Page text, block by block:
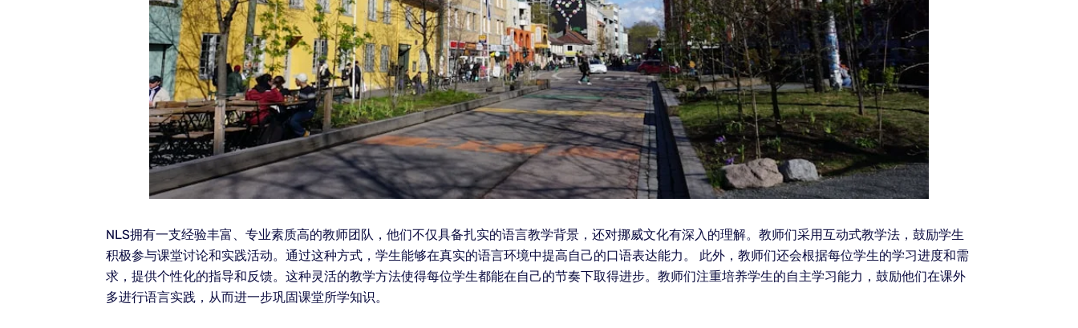
NLS拥有一支经验丰富、专业素质高的教师团队，他们不仅具备扎实的语言教学背景，还对挪威文化有深入的理解。教师们采用互动式教学法，鼓励学生
积极参与课堂讨论和实践活动。通过这种方式，学生能够在真实的语言环境中提高自己的口语表达能力。 此外，教师们还会根据每位学生的学习进度和需
求，提供个性化的指导和反馈。这种灵活的教学方法使得每位学生都能在自己的节奏下取得进步。教师们注重培养学生的自主学习能力，鼓励他们在课外
多进行语言实践，从而进一步巩固课堂所学知识。